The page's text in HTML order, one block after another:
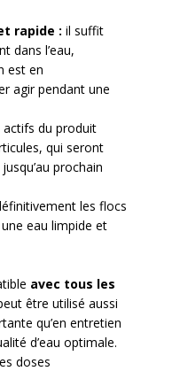
rapide : il suffit
dans l’eau,
est en
agir pendant une
actifs du produit
qui seront
prochain
les flocs
eau limpide et
avec tous les
être utilisé aussi
qu’en entretien
d’eau optimale.
doses